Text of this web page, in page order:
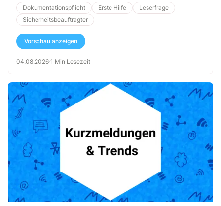
Dokumentationspflicht
Erste Hilfe
Leserfrage
Sicherheitsbeauftragter
Vorschau anzeigen
04.08.2026·1 Min Lesezeit